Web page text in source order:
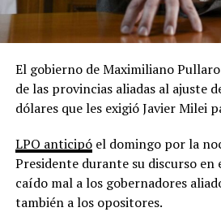
El gobierno de Maximiliano
de las provincias aliadas al ajuste
dólares que les exigió Javier Milei
LPO anticipóel domingo por la
Presidente durante su discurso en
caído mal a los gobernadores
también a los opositores.